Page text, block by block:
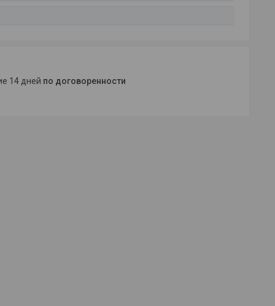
14 дней по договоренности